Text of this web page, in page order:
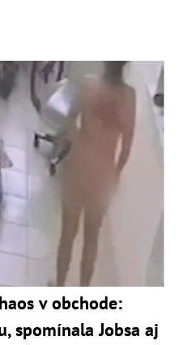
v obchode:
spomínala Jobsa aj